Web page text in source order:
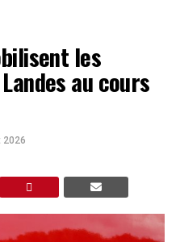
les
au cours
2026